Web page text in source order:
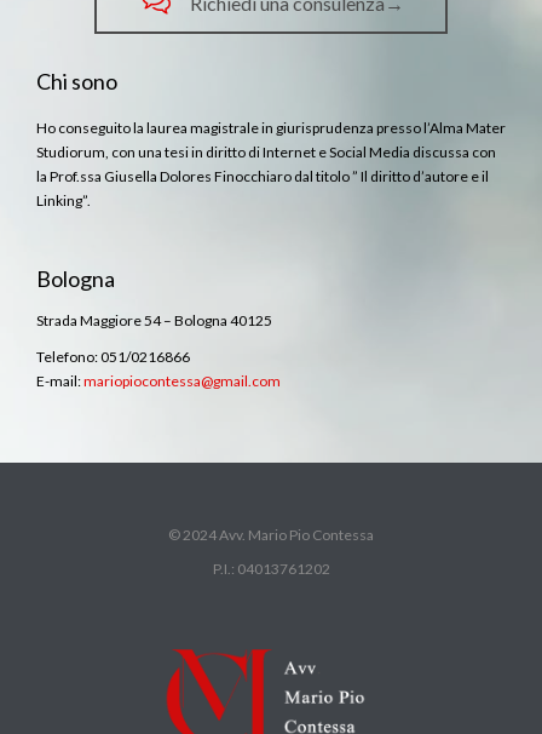
Chi sono
Ho conseguito la laurea magistrale in giurisprudenza presso l’Alma Mater
Studiorum, con una tesi in diritto di Internet e Social Media discussa con
la Prof.ssa Giusella Dolores Finocchiaro dal titolo ” Il diritto d’autore e il
Linking”.
Bologna
Strada Maggiore 54 – Bologna 40125
Telefono: 051/0216866
E-mail:mariopiocontessa@gmail.com
© 2024 Avv. Mario Pio Contessa
P.I.: 04013761202